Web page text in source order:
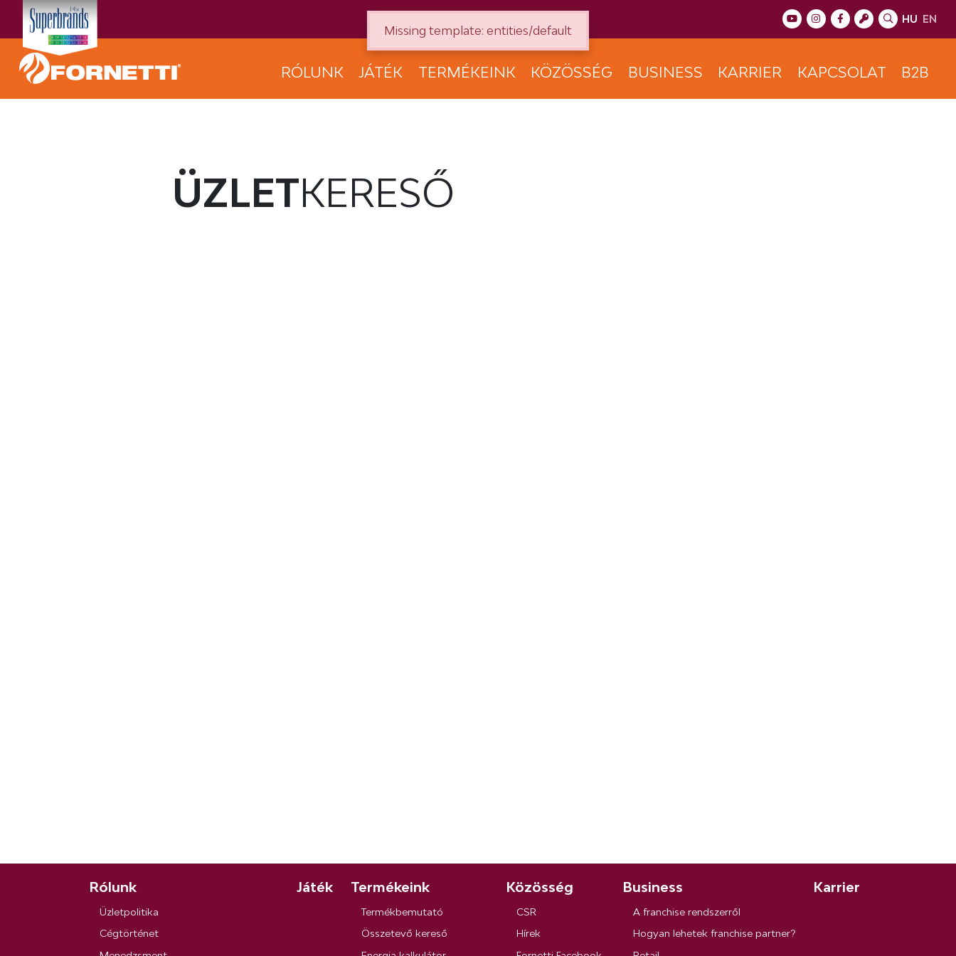
HU EN
RÓLUNK JÁTÉK TERMÉKEINK KÖZÖSSÉG BUSINESS KARRIER KAPCSOLAT B2B
ÜZLETKERESŐ
Rólunk
Üzletpolitika
Cégtörténet
Játék Termékeink
Termékbemutató
Összetevő kereső
Közösség
CSR
Hírek
Business
A franchise rendszerről
Hogyan lehetek franchise partner?
Karrier
Missing template: entities/default